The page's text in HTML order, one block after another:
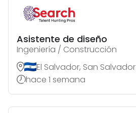
Asistente de diseño
Ingeniería / Construcción
El Salvador, San Salvador
hace 1 semana